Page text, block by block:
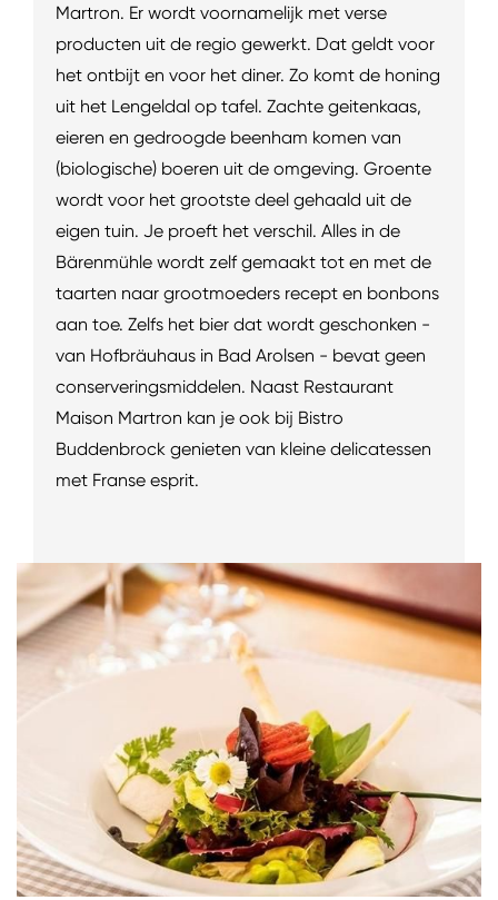
Martron. Er wordt voornamelijk met verse
producten uit de regio gewerkt. Dat geldt voor
het ontbijt en voor het diner. Zo komt de honing
uit het Lengeldal op tafel. Zachte geitenkaas,
eieren en gedroogde beenham komen van
(biologische) boeren uit de omgeving. Groente
wordt voor het grootste deel gehaald uit de
eigen tuin. Je proeft het verschil. Alles in de
Bärenmühle wordt zelf gemaakt tot en met de
taarten naar grootmoeders recept en bonbons
aan toe. Zelfs het bier dat wordt geschonken -
van Hofbräuhaus in Bad Arolsen - bevat geen
conserveringsmiddelen. Naast Restaurant
Maison Martron kan je ook bij Bistro
Buddenbrock genieten van kleine delicatessen
met Franse esprit.